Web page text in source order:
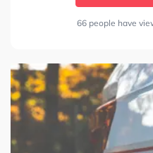
66 people have